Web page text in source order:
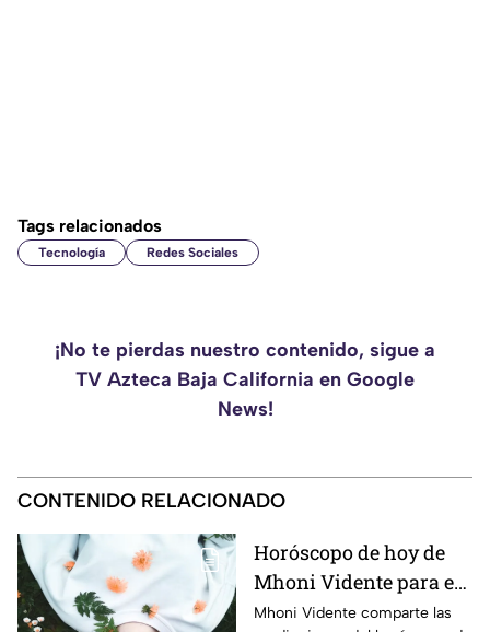
Tags relacionados
Tecnología Redes Sociales
¡No te pierdas nuestro contenido, sigue a
TV Azteca Baja California en Google
News!
CONTENIDO RELACIONADO
Horóscopo de hoy de
Mhoni Vidente para el
sábado 8 de agosto
Mhoni Vidente comparte las